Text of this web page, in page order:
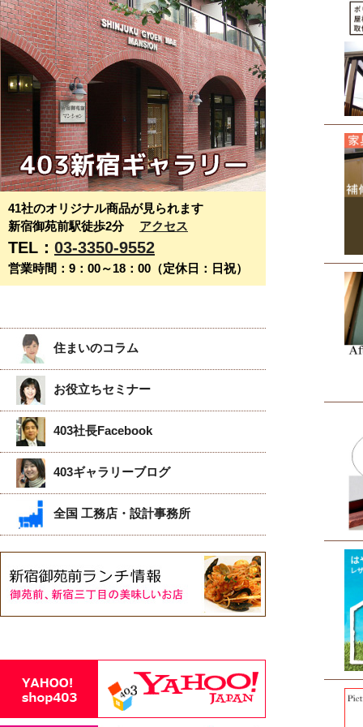
41社のオリジナル商品が見られます
新宿御苑前駅徒歩2分 アクセス
TEL： 03-3350-9552
営業時間：9：00～18：00（定休日：日祝）
住まいのコラム
お役立ちセミナー
403社長Facebook
403ギャラリーブログ
全国 工務店・設計事務所